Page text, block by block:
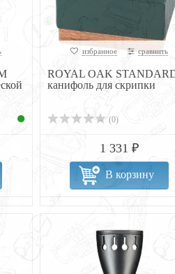
избранное сравнить
ROYAL OAK
канифоль для скрипки
(0)
1 331 ₽
В корзину